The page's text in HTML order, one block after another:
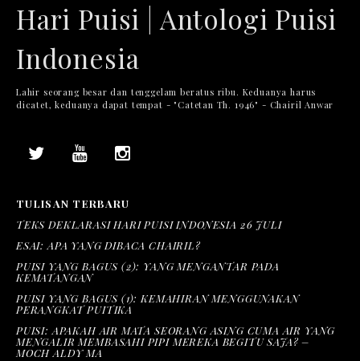
Hari Puisi | Antologi Puisi
Indonesia
Lahir seorang besar dan tenggelam beratus ribu. Keduanya harus
dicatet, keduanya dapat tempat - "Catetan Th. 1946" - Chairil Anwar
TULISAN TERBARU
TEKS DEKLARASI HARI PUISI INDONESIA 26 JULI
ESAI: APA YANG DIBACA CHAIRIL?
PUISI YANG BAGUS (2): YANG MENGANTAR PADA
KEMATANGAN
PUISI YANG BAGUS (1): KEMAHIRAN MENGGUNAKAN
PERANGKAT PUITIKA
PUISI: APAKAH AIR MATA SEORANG ASING CUMA AIR YANG
MENGALIR MEMBASAHI PIPI MEREKA BEGITU SAJA? –
MOCH ALDY MA